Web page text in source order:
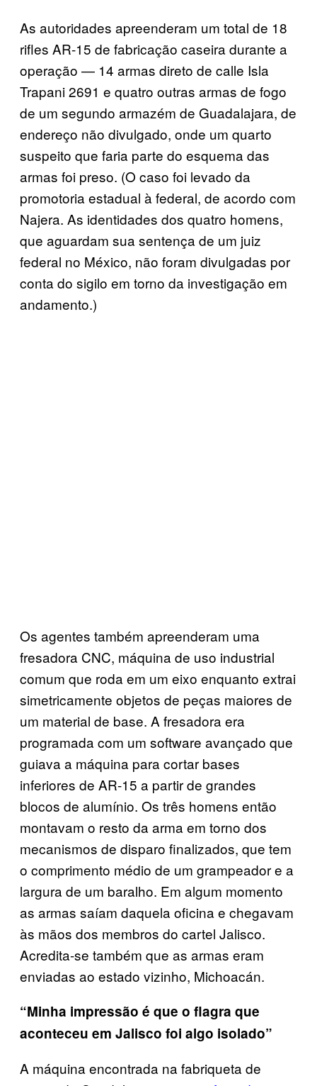
As autoridades apreenderam um total de 18
rifles AR-15 de fabricação caseira durante a
operação — 14 armas direto de calle Isla
Trapani 2691 e quatro outras armas de fogo
de um segundo armazém de Guadalajara, de
endereço não divulgado, onde um quarto
suspeito que faria parte do esquema das
armas foi preso. (O caso foi levado da
promotoria estadual à federal, de acordo com
Najera. As identidades dos quatro homens,
que aguardam sua sentença de um juiz
federal no México, não foram divulgadas por
conta do sigilo em torno da investigação em
andamento.)
Os agentes também apreenderam uma
fresadora CNC, máquina de uso industrial
comum que roda em um eixo enquanto extrai
simetricamente objetos de peças maiores de
um material de base. A fresadora era
programada com um software avançado que
guiava a máquina para cortar bases
inferiores de AR-15 a partir de grandes
blocos de alumínio. Os três homens então
montavam o resto da arma em torno dos
mecanismos de disparo finalizados, que tem
o comprimento médio de um grampeador e a
largura de um baralho. Em algum momento
as armas saíam daquela oficina e chegavam
às mãos dos membros do cartel Jalisco.
Acredita-se também que as armas eram
enviadas ao estado vizinho, Michoacán.
“Minha impressão é que o flagra que
aconteceu em Jalisco foi algo isolado”
A máquina encontrada na fabriqueta de